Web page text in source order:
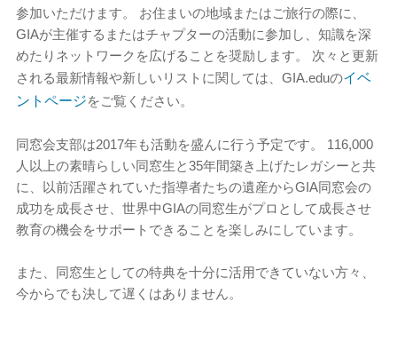
参加いただけます。 お住まいの地域またはご旅行の際に、
GIAが主催するまたはチャプターの活動に参加し、知識を深
めたりネットワークを広げることを奨励します。 次々と更新
される最新情報や新しいリストに関しては、GIA.eduのイベ
ントページをご覧ください。
同窓会支部は2017年も活動を盛んに行う予定です。 116,000
人以上の素晴らしい同窓生と35年間築き上げたレガシーと共
に、以前活躍されていた指導者たちの遺産からGIA同窓会の
成功を成長させ、世界中GIAの同窓生がプロとして成長させ
教育の機会をサポートできることを楽しみにしています。
また、同窓生としての特典を十分に活用できていない方々、
今からでも決して遅くはありません。